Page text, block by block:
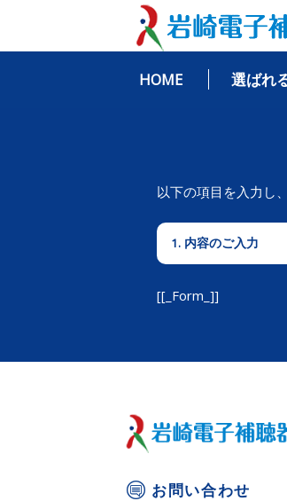
HOME 選ばれ
以下の項目を入力し
1. 内容のご入力
[[_Form_]]
お問い合わせ